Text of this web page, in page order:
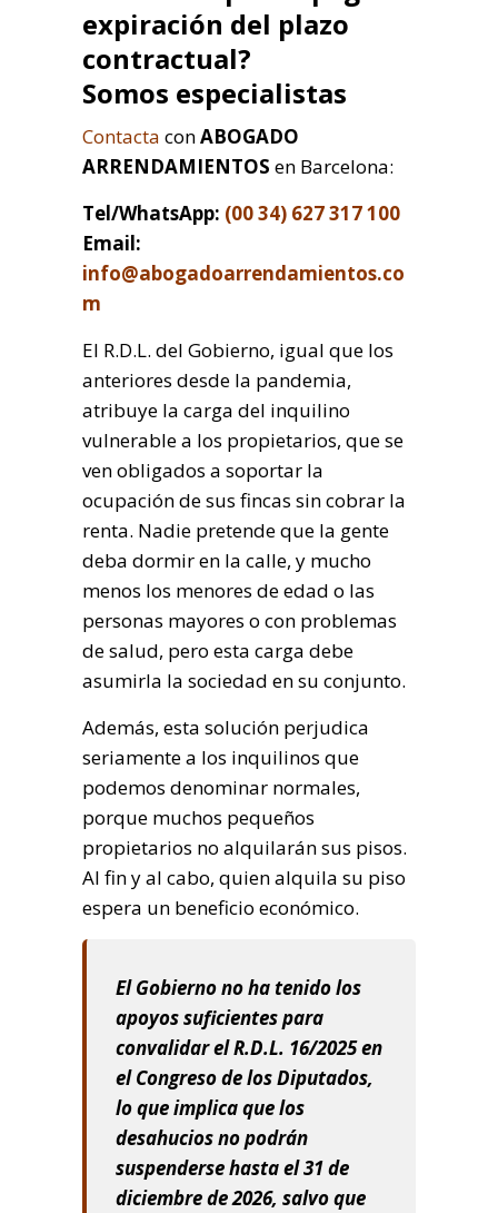
expiración del plazo
contractual?
Somos especialistas
Contacta conABOGADO
ARRENDAMIENTOS en Barcelona:
Tel/WhatsApp: (00 34) 627 317 100
Email:
info@abogadoarrendamientos.co
m
El R.D.L. del Gobierno, igual que los
anteriores desde la pandemia,
atribuye la carga del inquilino
vulnerable a los propietarios, que se
ven obligados a soportar la
ocupación de sus fincas sin cobrar la
renta. Nadie pretende que la gente
deba dormir en la calle, y mucho
menos los menores de edad o las
personas mayores o con problemas
de salud, pero esta carga debe
asumirla la sociedad en su conjunto.
Además, esta solución perjudica
seriamente a los inquilinos que
podemos denominar normales,
porque muchos pequeños
propietarios no alquilarán sus pisos.
Al fin y al cabo, quien alquila su piso
espera un beneficio económico.
El Gobierno no ha tenido los
apoyos suficientes para
convalidar el R.D.L. 16/2025 en
el Congreso de los Diputados,
lo que implica que los
desahucios no podrán
suspenderse hasta el 31 de
diciembre de 2026, salvo que